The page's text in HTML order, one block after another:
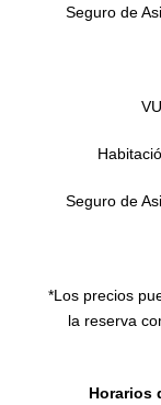
Seguro de
Seguro de
*Los precios
la reserva
Horarios